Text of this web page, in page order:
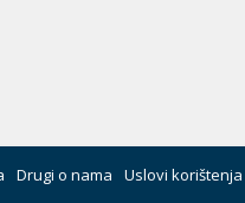
Drugi o nama Uslovi korištenja